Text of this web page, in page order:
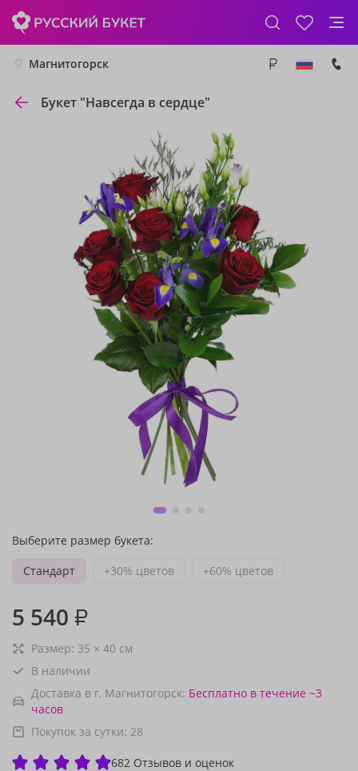
Магнитогорск
Букет "Навсегда в сердце"
Выберите размер букета:
Стандарт
+30% цветов +60% цветов
5 540 ₽
Размер: 35 × 40 см
В наличии
Доставка в г. Магнитогорск: Бесплатно в течение ~3
часов
Покупок за сутки: 28
682 Отзывов и оценок